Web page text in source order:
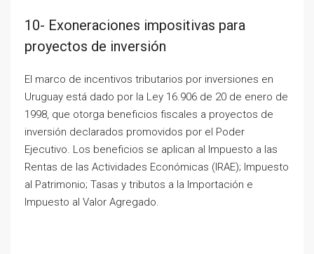
10- Exoneraciones impositivas para
proyectos de inversión
El marco de incentivos tributarios por inversiones en
Uruguay está dado por la Ley 16.906 de 20 de enero de
1998, que otorga beneficios fiscales a proyectos de
inversión declarados promovidos por el Poder
Ejecutivo. Los beneficios se aplican al Impuesto a las
Rentas de las Actividades Económicas (IRAE); Impuesto
al Patrimonio; Tasas y tributos a la Importación e
Impuesto al Valor Agregado.